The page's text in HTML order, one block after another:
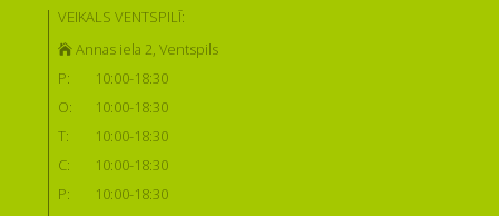
VEIKALS VENTSPILĪ:
Annas iela 2, Ventspils
P:
10:00-18:30
O:
10:00-18:30
T:
10:00-18:30
C:
10:00-18:30
P:
10:00-18:30